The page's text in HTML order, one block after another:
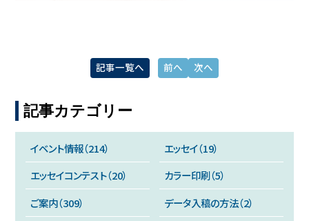
記事一覧へ 前へ 次へ
記事カテゴリー
イベント情報（214）
エッセイ（19）
エッセイコンテスト（20）
カラー印刷（5）
ご案内（309）
データ入稿の方法（2）